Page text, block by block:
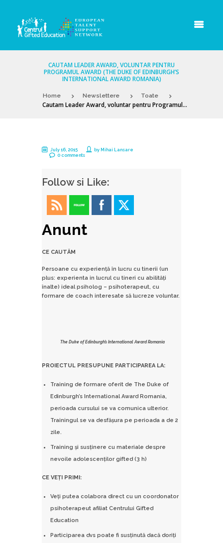
CAUTAM LEADER AWARD, VOLUNTAR PENTRU
PROGRAMUL AWARD (THE DUKE OF EDINBURGH’S
INTERNATIONAL AWARD ROMANIA)
Home Newslettere Toate
Cautam Leader Award, voluntar pentru Programul...
July 16, 2015 by Mihai Lansare
0 comments
Follow si Like:
Anunt
CE CAUTĂM
Persoane cu experiență în lucru cu tinerii (un
plus: experienta in lucrul cu tineri cu abilități
înalte) ideal psiholog – psihoterapeut, cu
formare de coach interesate să lucreze voluntar.
The Duke of Edinburgh’s International Award Romania
PROIECTUL PRESUPUNE PARTICIPAREA LA:
Training de formare oferit de The Duke of
Edinburgh’s International Award Romania,
perioada cursului se va comunica ulterior.
Trainingul se va desfășura pe perioada a de 2
zile.
Training și susținere cu materiale despre
nevoile adolescenților gifted (3 h)
CE VEȚI PRIMI:
Veți putea colabora direct cu un coordonator
psihoterapeut afiliat Centrului Gifted
Education
Participarea dvs poate fi susținută dacă doriți